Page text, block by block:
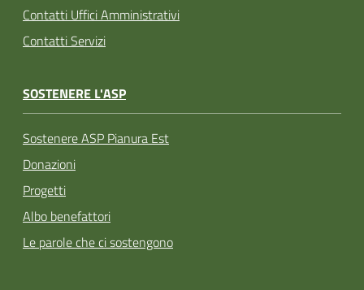
Contatti Uffici Amministrativi
Contatti Servizi
SOSTENERE L'ASP
Sostenere ASP Pianura Est
Donazioni
Progetti
Albo benefattori
Le parole che ci sostengono